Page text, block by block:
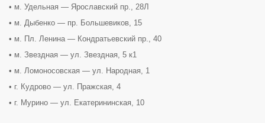
• м. Удельная — Ярославский пр., 28Л
• м. Дыбенко — пр. Большевиков, 15
• м. Пл. Ленина — Кондратьевский пр., 40
• м. Звездная — ул. Звездная, 5 к1
• м. Ломоносовская — ул. Народная, 1
• г. Кудрово — ул. Пражская, 4
• г. Мурино — ул. Екатерининская, 10